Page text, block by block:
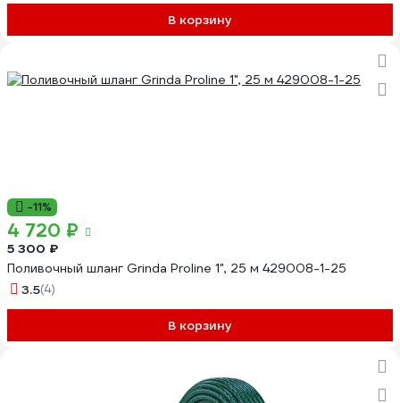
В корзину
-11%
4 720 ₽
5 300 ₽
Поливочный шланг Grinda Proline 1", 25 м 429008-1-25
3.5(4)
В корзину